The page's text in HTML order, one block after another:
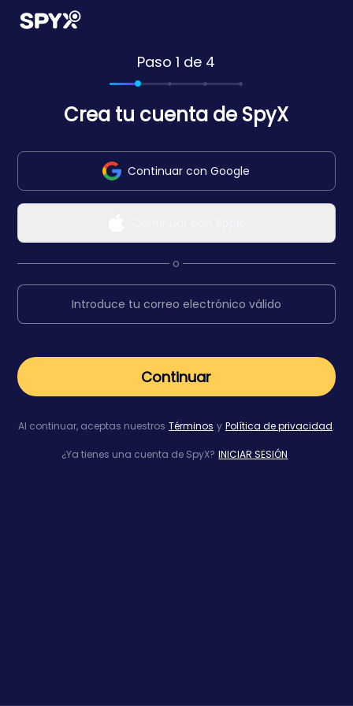
Paso 1 de 4
Crea tu cuenta de SpyX
Continuar con Google
o
Continuar
Al continuar, aceptas nuestros Términos y Política de privacidad.
¿Ya tienes una cuenta de SpyX? INICIAR SESIÓN